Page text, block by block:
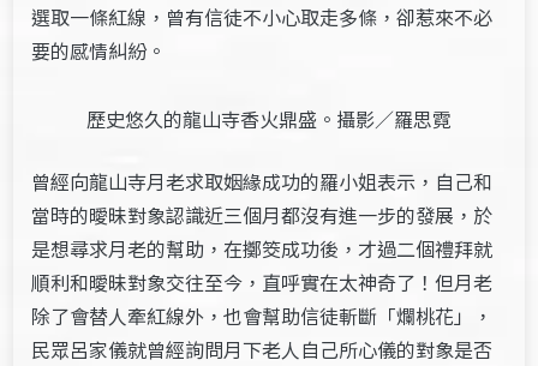
選取一條紅線，曾有信徒不小心取走多條，卻惹來不必
要的感情糾紛。
歷史悠久的龍山寺香火鼎盛。攝影／羅思霓
曾經向龍山寺月老求取姻緣成功的羅小姐表示，自己和
當時的曖昧對象認識近三個月都沒有進一步的發展，於
是想尋求月老的幫助，在擲筊成功後，才過二個禮拜就
順利和曖昧對象交往至今，直呼實在太神奇了！但月老
除了會替人牽紅線外，也會幫助信徒斬斷「爛桃花」，
民眾呂家儀就曾經詢問月下老人自己所心儀的對象是否